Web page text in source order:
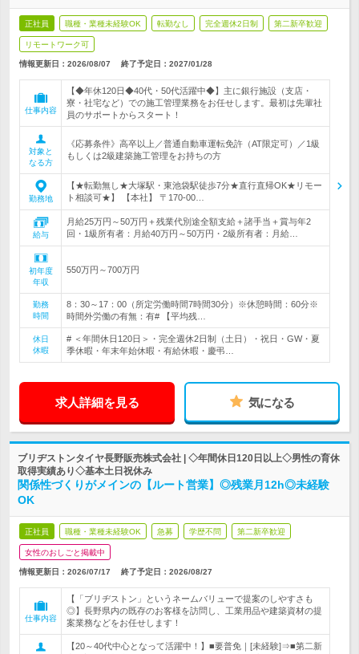
正社員 職種・業種未経験OK 転勤なし 完全週休2日制 第二新卒歓迎
リモートワーク可
情報更新日：2026/08/07 終了予定日： 2027/01/28
仕事内容
【◆年休120日◆40代・50代活躍中◆】主に銀行施設（支店・
寮・社宅など）での施工管理業務をお任せします。最初は先輩社
員のサポートからスタート！
対象と
なる方
《応募条件》高卒以上／普通自動車運転免許（AT限定可）／1級
もしくは2級建築施工管理をお持ちの方
勤務地
【★転勤無し★大塚駅・東池袋駅徒歩7分★直行直帰OK★リモー
ト相談可★】 【本社】 〒170-00…
給与
月給25万円～50万円＋残業代別途全額支給＋諸手当＋賞与年2
回・1級所有者：月給40万円～50万円・2級所有者：月給…
初年度
年収
550万円～700万円
勤務
時間
8：30～17：00（所定労働時間7時間30分）※休憩時間：60分※
時間外労働の有無：有# 【平均残…
休日
休暇
# ＜年間休日120日＞・完全週休2日制（土日）・祝日・GW・夏
季休暇・年末年始休暇・有給休暇・慶弔…
求人詳細を見る 気になる
ブリヂストンタイヤ長野販売株式会社 | ◇年間休日120日以上◇男性の育休
取得実績あり◇基本土日祝休み
関係性づくりがメインの【ルート営業】◎残業月12h◎未経験
OK
正社員 職種・業種未経験OK 急募 学歴不問 第二新卒歓迎
女性のおしごと掲載中
情報更新日：2026/07/17 終了予定日： 2026/08/27
仕事内容
【「ブリヂストン」というネームバリューで提案のしやすさも
◎】長野県内の既存のお客様を訪問し、工業用品や建築資材の提
案業務などをお任せします！
【20～40代中心となって活躍中！】■要普免｜[未経験]⇒■第二新